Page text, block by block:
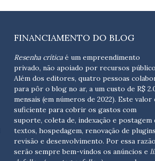
FINANCIAMENTO DO BLOG
Resenha críticaé um empreendimento
privado, não apoiado por recursos
Além dos editores, quatro pessoas
para pôr o blog no ar, a um custo de R$
mensais (em números de 2022). Este valor
suficiente para cobrir os gastos com
suporte, coleta de, indexação e postagem
textos, hospedagem, renovação de
revisão e desenvolvimento. Por essa
serão sempre bem-vindos os anúncios e